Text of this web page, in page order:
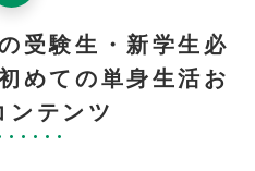
受験生・新学生必
めての単身生活お
ンテンツ